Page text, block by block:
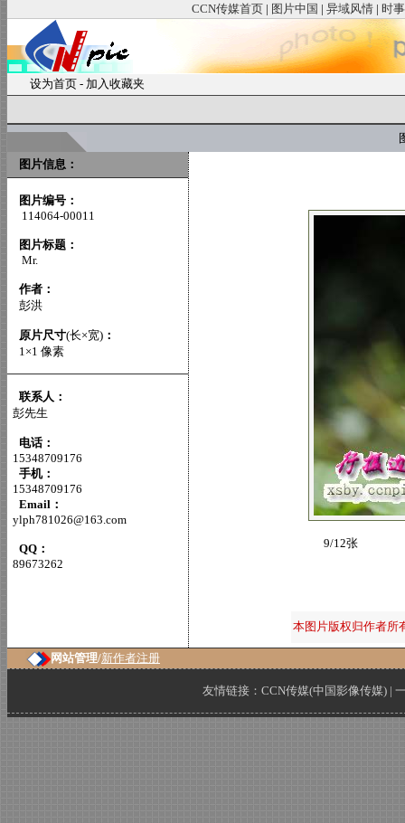
CCN传媒首页 | 图片中国 | 异域风情 | 时
设为首页 - 加入收藏夹
图片信息：
图片编号：
114064-00011
图片标题：
Mr.
作者：
彭洪
原片尺寸(长×宽) ：
1×1 像素
联系人：
彭先生
电话：
15348709176
手机：
15348709176
Email：
ylph781026@163.com
QQ：
89673262
9/12张
本图片版权归作者所
网站管理/新作者注册
友情链接： CCN传媒(中国影像传媒) |